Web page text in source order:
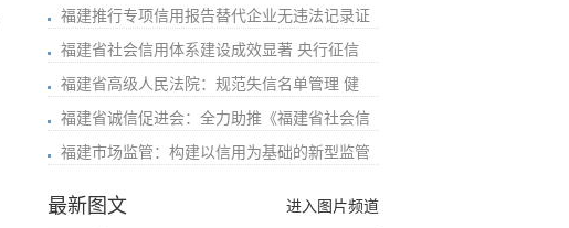
福建推行专项信用报告替代企业无违法记录证
福建省社会信用体系建设成效显著 央行征信
福建省高级人民法院：规范失信名单管理 健
福建省诚信促进会：全力助推《福建省社会信
福建市场监管：构建以信用为基础的新型监管
进入图片频道
最新图文